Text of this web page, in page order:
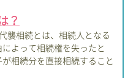
？
襲相続とは、相続人となる
よって相続権を失ったと
相続分を直接相続すること